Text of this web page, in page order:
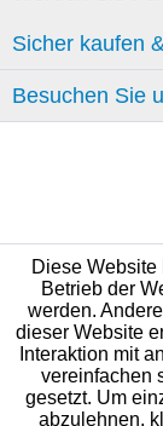
Sicher kaufen
Besuchen Sie
Diese
Betrieb der
werden.
dieser Website
Interaktion mit
vereinfachen
gesetzt. Um
abzulehnen,